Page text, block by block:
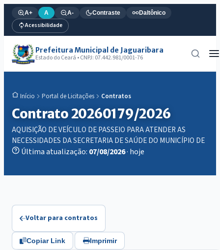
A+ A A- Contraste Daltônico
Acessibilidade
Prefeitura Municipal de Jaguaribara
Estado do Ceará • CNPJ: 07.442.981/0001-76
Início Portal de Licitações Contratos
Contrato 20260179/2026
AQUISIÇÃO DE VEÍCULO DE PASSEIO PARA ATENDER AS
NECESSIDADES DA SECRETARIA DE SAÚDE DO MUNICÍPIO DE
Última atualização: 07/08/2026· hoje
Voltar para contratos
Copiar Link Imprimir